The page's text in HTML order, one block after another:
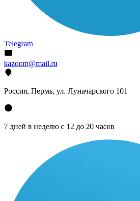
Telegram
kazoom@mail.ru
Россия, Пермь, ул. Луначарского 101
7 дней в неделю с 12 до 20 часов